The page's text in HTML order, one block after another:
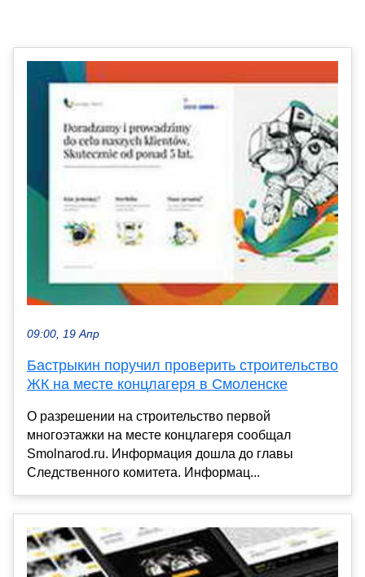
09:00, 19 Апр
Бастрыкин поручил проверить строительство
ЖК на месте концлагеря в Смоленске
О разрешении на строительство первой
многоэтажки на месте концлагеря сообщал
Smolnarod.ru. Информация дошла до главы
Следственного комитета. Информац...